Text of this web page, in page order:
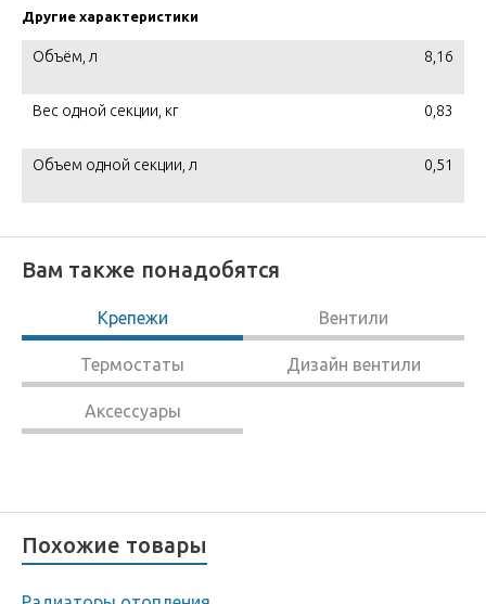
Другие характеристики
Объём, л 8,16
Вес одной секции, кг 0,83
Объем одной секции, л 0,51
Вам также понадобятся
Крепежи Вентили
Термостаты Дизайн вентили
Аксессуары
Похожие товары